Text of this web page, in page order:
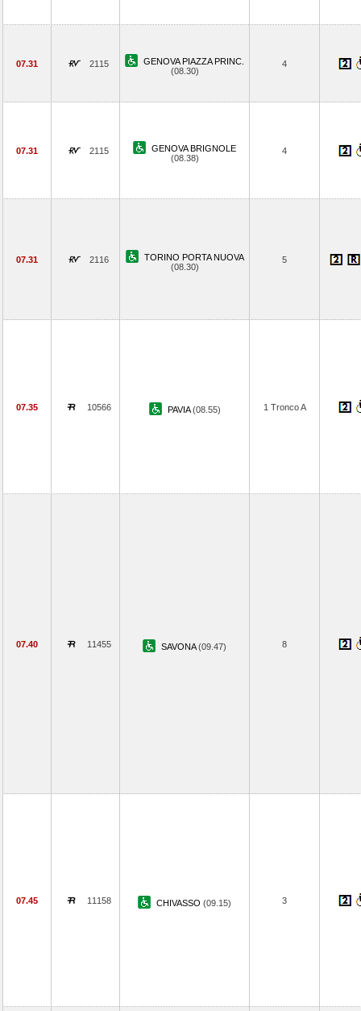
07.31 2115
GENOVA PIAZZA PRINC.
(08.30)
4
07.31 2115
GENOVA BRIGNOLE
(08.38)
4
07.31 2116
TORINO PORTA NUOVA
(08.30)
5
07.35 10566 PAVIA(08.55) 1 Tronco A
07.40 11455 SAVONA(09.47) 8
07.45 11158 CHIVASSO (09.15) 3